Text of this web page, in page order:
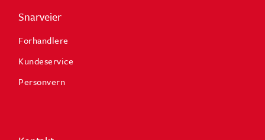
Snarveier
Forhandlere
Kundeservice
Personvern